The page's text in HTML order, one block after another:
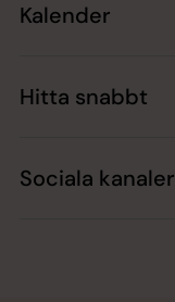
Kalender
Hitta snabbt
Sociala kanaler